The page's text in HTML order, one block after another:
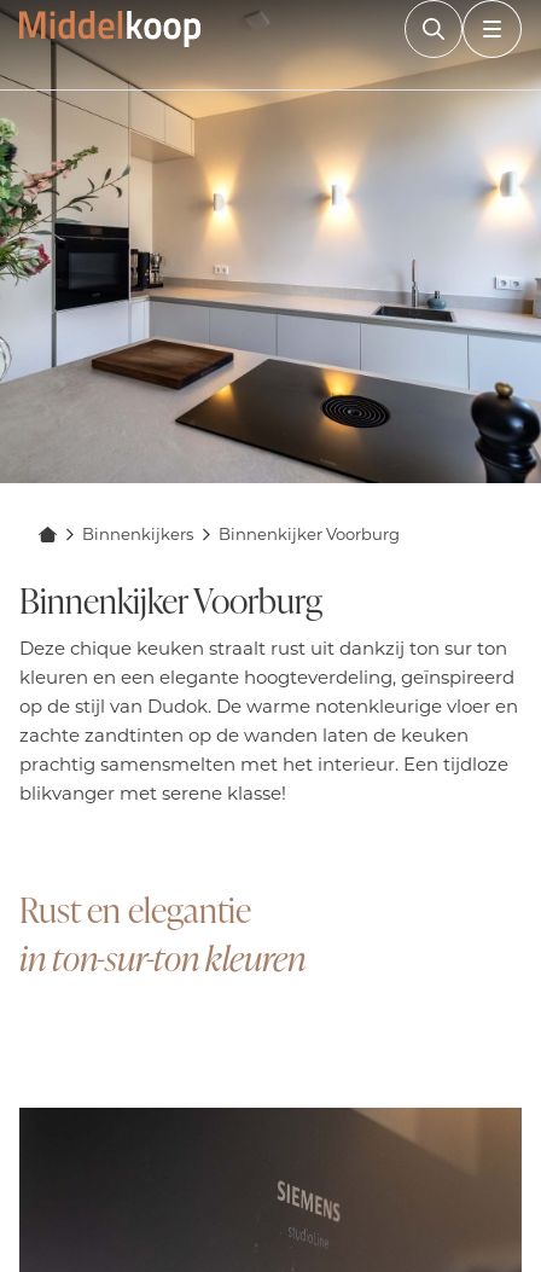
Rust en elegantie
in ton-sur-ton kleuren
Binnenkijkers Binnenkijker Voorburg
Binnenkijker Voorburg
Deze chique keuken straalt rust uit dankzij ton sur ton
kleuren en een elegante hoogteverdeling, geïnspireerd
op de stijl van Dudok. De warme notenkleurige vloer en
zachte zandtinten op de wanden laten de keuken
prachtig samensmelten met het interieur. Een tijdloze
blikvanger met serene klasse!